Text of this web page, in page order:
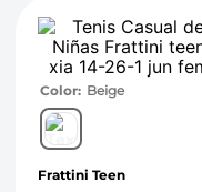
Color Beige
Frattini Teen